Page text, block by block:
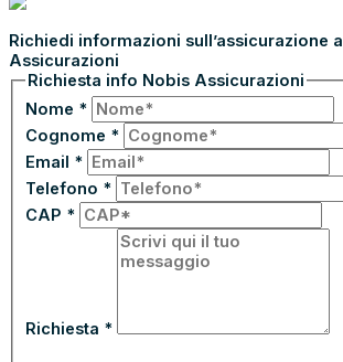
Richiedi informazioni sull’assicurazione
Assicurazioni
Richiesta info Nobis Assicurazioni
Nome *
Cognome *
Email *
Telefono *
CAP *
Richiesta *